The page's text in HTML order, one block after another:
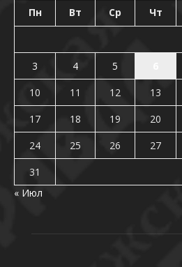
Пн Вт Ср Чт
3
4 5
10
11 12 13
17
18 19 20
24
25 26 27
31
« Июл